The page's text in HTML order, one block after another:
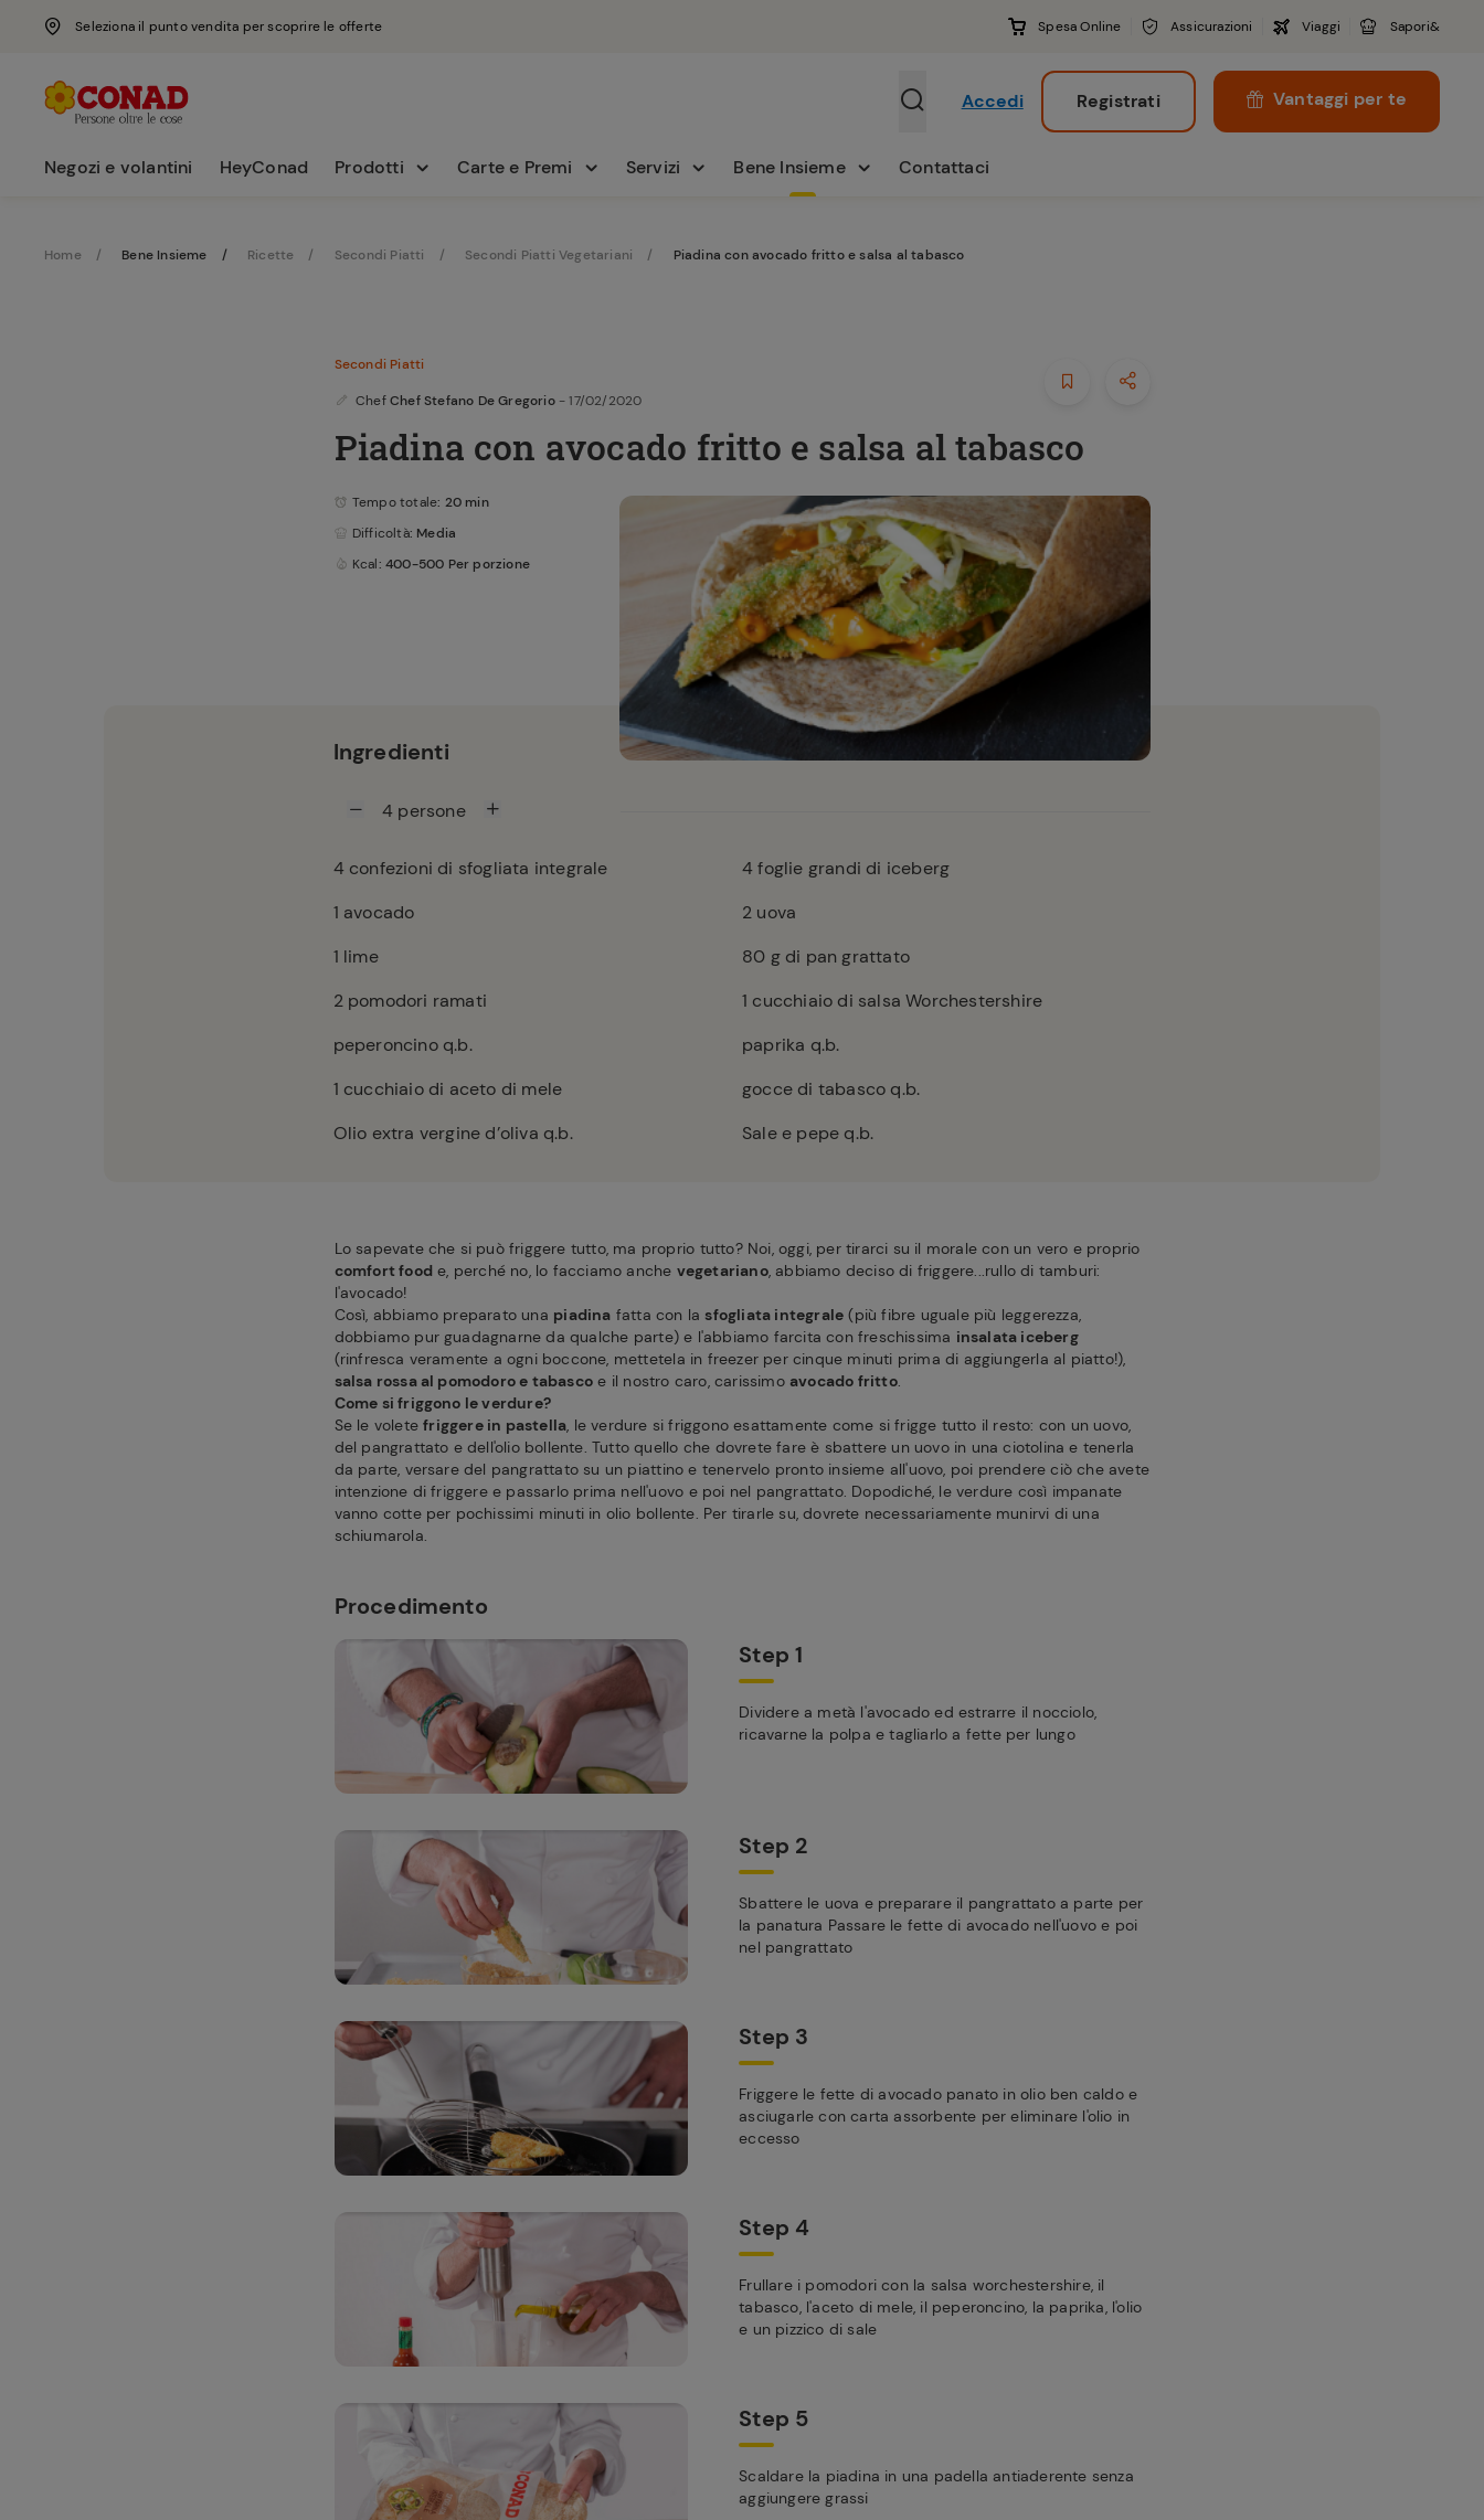
Seleziona il punto vendita per scoprire le offerte Spesa Online Assicurazioni Viaggi Sapori&
Accedi Registrati Vantaggi per te
Negozi e volantini HeyConad Prodotti Carte e Premi Servizi Bene Insieme Contattaci
Home Bene Insieme Ricette Secondi Piatti Secondi Piatti Vegetariani Piadina con avocado fritto e salsa al tabasco
Secondi Piatti
Chef Chef Stefano De Gregorio - 17/02/2020
Piadina con avocado fritto e salsa al tabasco
Tempo totale: 20 min
Difficoltà: Media
Kcal: 400-500 Per porzione
Ingredienti
4 persone
4confezioni di sfogliata integrale 4foglie grandi di iceberg
1 avocado 2 uova
1 lime 80 g di pan grattato
2pomodori ramati 1 cucchiaio di salsa Worchestershire
peperoncino q.b.
paprika q.b.
1 cucchiaio di aceto di mele
gocce di tabasco q.b.
Olio extra vergine d’oliva q.b.
Sale e pepe q.b.
Lo sapevate che si può friggere tutto, ma proprio tutto? Noi, oggi, per tirarci su il morale con un vero e proprio
comfort food e, perché no, lo facciamo anche vegetariano, abbiamo deciso di friggere...rullo di tamburi:
l'avocado!
Così, abbiamo preparato una piadina fatta con la sfogliata integrale (più fibre uguale più leggerezza,
dobbiamo pur guadagnarne da qualche parte) e l'abbiamo farcita con freschissima insalata iceberg
(rinfresca veramente a ogni boccone, mettetela in freezer per cinque minuti prima di aggiungerla al piatto!),
salsa rossa al pomodoro e tabasco e il nostro caro, carissimo avocado fritto.
Come si friggono le verdure?
Se le voletefriggere in pastella, le verdure si friggono esattamente come si frigge tutto il resto: con un uovo,
del pangrattato e dell'olio bollente. Tutto quello che dovrete fare è sbattere un uovo in una ciotolina e tenerla
da parte, versare del pangrattato su un piattino e tenervelo pronto insieme all'uovo, poi prendere ciò che avete
intenzione di friggere e passarlo prima nell'uovo e poi nel pangrattato. Dopodiché, le verdure così impanate
vanno cotte per pochissimi minuti in olio bollente. Per tirarle su, dovrete necessariamente munirvi di una
schiumarola.
Procedimento
Step 1
Dividere a metà l'avocado ed estrarre il nocciolo,
ricavarne la polpa e tagliarlo a fette per lungo
Step 2
Sbattere le uova e preparare il pangrattato a parte per
la panatura Passare le fette di avocado nell'uovo e poi
nel pangrattato
Step 3
Friggere le fette di avocado panato in olio ben caldo e
asciugarle con carta assorbente per eliminare l'olio in
eccesso
Step 4
Frullare i pomodori con la salsa worchestershire, il
tabasco, l'aceto di mele, il peperoncino, la paprika, l'olio
e un pizzico di sale
Step 5
Scaldare la piadina in una padella antiaderente senza
aggiungere grassi